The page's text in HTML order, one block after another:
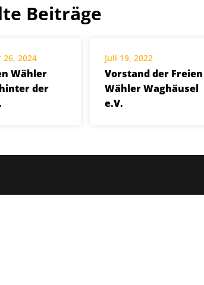
Beiträge
2024
Wähler
der
Juli 19, 2022
Vorstand der Freien
Wähler Waghäusel
e.V.